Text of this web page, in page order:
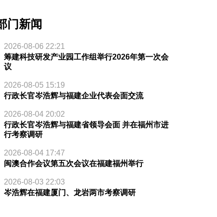
门新闻
2026-08-06 22:21
筹建科技研发产业园工作组举行2026年第一次会
议
2026-08-05 15:19
行政长官岑浩辉与福建企业代表会面交流
2026-08-04 20:02
行政长官岑浩辉与福建省领导会面 并在福州市进
行考察调研
2026-08-04 17:47
闽澳合作会议第五次会议在福建福州举行
2026-08-03 22:03
岑浩辉在福建厦门、龙岩两市考察调研